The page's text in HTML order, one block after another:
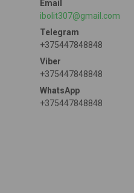
ibolit307@gmail.com
+375447848848
+375447848848
+375447848848